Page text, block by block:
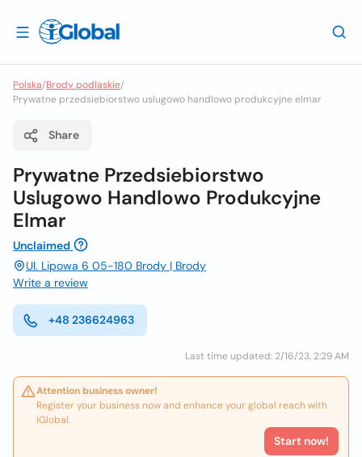
Polska/Brody podlaskie/
Prywatne przedsiebiorstwo uslugowo handlowo produkcyjne elmar
Share
Prywatne Przedsiebiorstwo
Uslugowo Handlowo Produkcyjne
Elmar
Unclaimed
Ul. Lipowa 6 05-180 Brody | Brody
Write a review
+48 236624963
Last time updated: 2/16/23, 2:29 AM
Attention business owner!
Register your business now and enhance your global reach with
iGlobal.
Start now!